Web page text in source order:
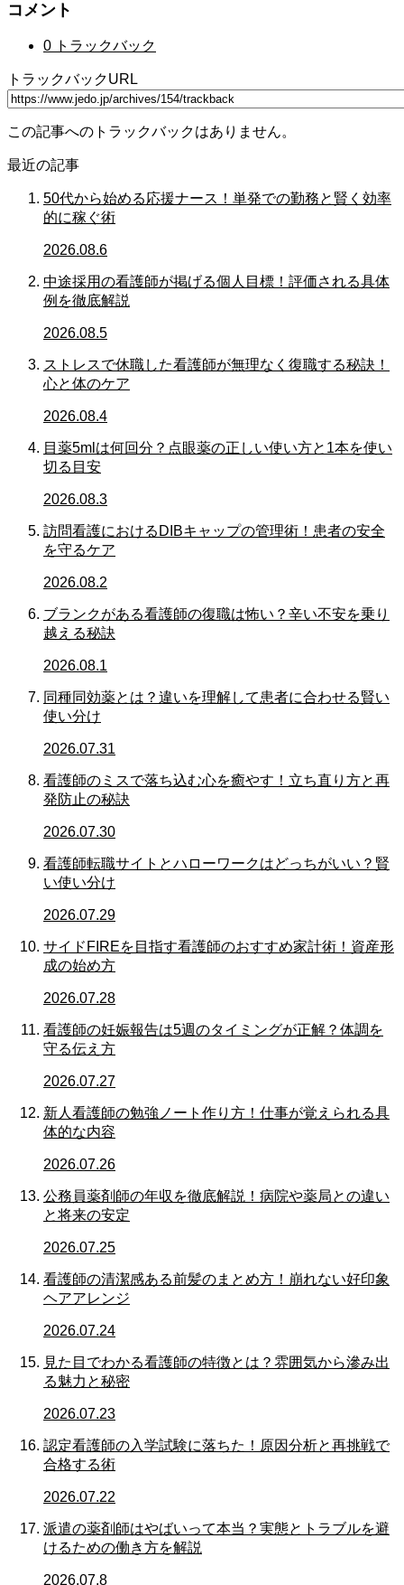
コメント
0 トラックバック
トラックバックURL
この記事へのトラックバックはありません。
最近の記事
50代から始める応援ナース！単発での勤務と賢く効率
的に稼ぐ術
2026.08.6
中途採用の看護師が掲げる個人目標！評価される具体
例を徹底解説
2026.08.5
ストレスで休職した看護師が無理なく復職する秘訣！
心と体のケア
2026.08.4
目薬5mlは何回分？点眼薬の正しい使い方と1本を使い
切る目安
2026.08.3
訪問看護におけるDIBキャップの管理術！患者の安全
を守るケア
2026.08.2
ブランクがある看護師の復職は怖い？辛い不安を乗り
越える秘訣
2026.08.1
同種同効薬とは？違いを理解して患者に合わせる賢い
使い分け
2026.07.31
看護師のミスで落ち込む心を癒やす！立ち直り方と再
発防止の秘訣
2026.07.30
看護師転職サイトとハローワークはどっちがいい？賢
い使い分け
2026.07.29
サイドFIREを目指す看護師のおすすめ家計術！資産形
成の始め方
2026.07.28
看護師の妊娠報告は5週のタイミングが正解？体調を
守る伝え方
2026.07.27
新人看護師の勉強ノート作り方！仕事が覚えられる具
体的な内容
2026.07.26
公務員薬剤師の年収を徹底解説！病院や薬局との違い
と将来の安定
2026.07.25
看護師の清潔感ある前髪のまとめ方！崩れない好印象
ヘアアレンジ
2026.07.24
見た目でわかる看護師の特徴とは？雰囲気から滲み出
る魅力と秘密
2026.07.23
認定看護師の入学試験に落ちた！原因分析と再挑戦で
合格する術
2026.07.22
派遣の薬剤師はやばいって本当？実態とトラブルを避
けるための働き方を解説
2026.07.8